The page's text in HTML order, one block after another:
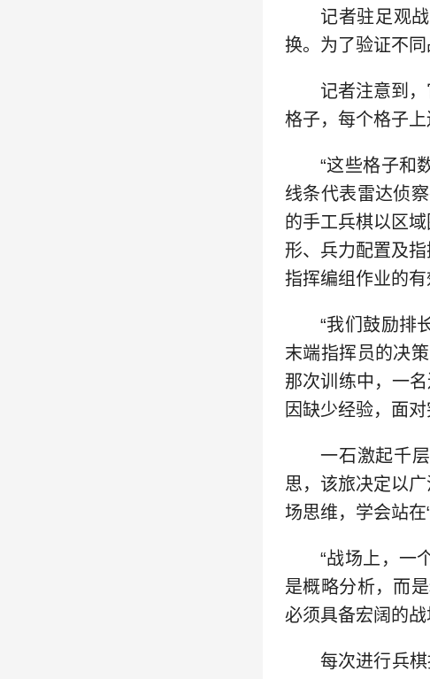
记者驻足观
换。为了验证不同
记者注意到
格子，每个格子上
“这些格子和
线条代表雷达侦
的手工兵棋以区
形、兵力配置及
指挥编组作业的有
“我们鼓励排
末端指挥员的决
那次训练中，一
因缺少经验，面
一石激起千
思，该旅决定以
场思维，学会站在
“战场上，一
是概略分析，而
必须具备宏阔的战
每次进行兵棋